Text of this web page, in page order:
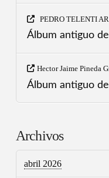
PEDRO TELENTI
Álbum antiguo
Hector Jaime Pineda
Álbum antiguo
Archivos
abril 2026